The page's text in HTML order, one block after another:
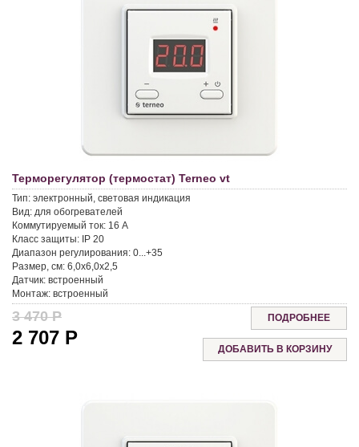
Терморегулятор (термостат) Terneo vt
Тип: электронный, световая индикация
Вид: для обогревателей
Коммутируемый ток: 16 A
Класс защиты: IP 20
Диапазон регулирования: 0...+35
Размер, см: 6,0x6,0x2,5
Датчик: встроенный
Монтаж: встроенный
3 470Р
2 707 Р
ПОДРОБНЕЕ